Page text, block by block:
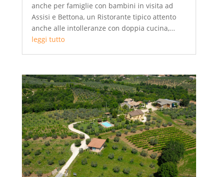
anche per famiglie con bambini in visita ad
Assisi e Bettona, un Ristorante tipico attento
anche alle intolleranze con doppia cucina,...
leggi tutto